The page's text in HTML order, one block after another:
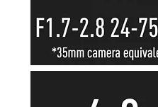
Ocular
Transmitator de fisiere fara fir
Vizor